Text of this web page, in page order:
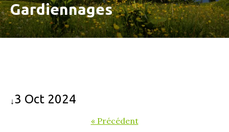
Gardiennages
↓3 Oct 2024
« Précédent